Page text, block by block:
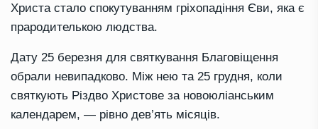
Христа стало спокутуванням гріхопадіння Єви, яка є
прародителькою людства.
Дату 25 березня для святкування Благовіщення
обрали невипадково. Між нею та 25 грудня, коли
святкують Різдво Христове за новоюліанським
календарем, — рівно дев’ять місяців.